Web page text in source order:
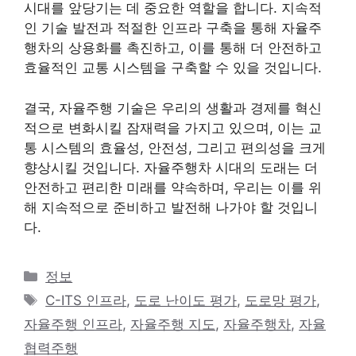
시대를 앞당기는 데 중요한 역할을 합니다. 지속적
인 기술 발전과 적절한 인프라 구축을 통해 자율주
행차의 상용화를 촉진하고, 이를 통해 더 안전하고
효율적인 교통 시스템을 구축할 수 있을 것입니다.
결국, 자율주행 기술은 우리의 생활과 경제를 혁신
적으로 변화시킬 잠재력을 가지고 있으며, 이는 교
통 시스템의 효율성, 안전성, 그리고 편의성을 크게
향상시킬 것입니다. 자율주행차 시대의 도래는 더
안전하고 편리한 미래를 약속하며, 우리는 이를 위
해 지속적으로 준비하고 발전해 나가야 할 것입니
다.
카
테
리
정보
태
그
C-ITS 인프라, 도로 난이도 평가, 도로망 평가,
자율주행 인프라, 자율주행 지도 , 자율주행차, 자율
협력주행